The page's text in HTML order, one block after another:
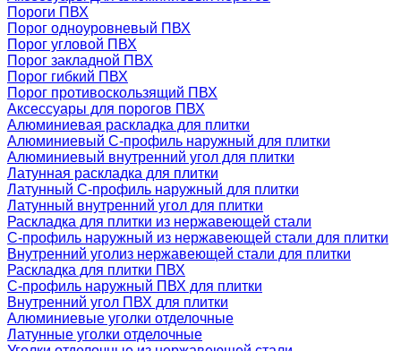
Пороги ПВХ
Порог одноуровневый ПВХ
Порог угловой ПВХ
Порог закладной ПВХ
Порог гибкий ПВХ
Порог противоскользящий ПВХ
Аксессуары для порогов ПВХ
Алюминиевая раскладка для плитки
Алюминиевый С-профиль наружный для плитки
Алюминиевый внутренний угол для плитки
Латунная раскладка для плитки
Латунный С-профиль наружный для плитки
Латунный внутренний угол для плитки
Раскладка для плитки из нержавеющей стали
С-профиль наружный из нержавеющей стали для плитки
Внутренний уголиз нержавеющей стали для плитки
Раскладка для плитки ПВХ
С-профиль наружный ПВХ для плитки
Внутренний угол ПВХ для плитки
Алюминиевые уголки отделочные
Латунные уголки отделочные